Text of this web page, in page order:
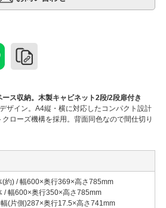
ス収納。木製キャビネット2段/2段扉付き
ザイン。A4縦・横に対応したコンパクト設計
ローズ機構を採用。背面同色なので間仕切り
(約) / 幅600×奥行369×高さ785mm
/ 幅600×奥行350×高さ785mm
幅(片側)287×奥行17.5×高さ741mm